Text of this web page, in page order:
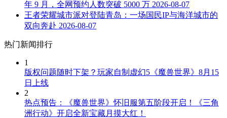
年 9 月，全网预约人数突破 5000 万 2026-08-07
王者荣耀城市派对登陆青岛：一场国民IP与海洋城市的
双向奔赴 2026-08-07
热门新闻排行
1
版权问题随时下架？玩家自制虚幻5《魔兽世界》8月15
日上线
2
热点预告：《魔兽世界》怀旧服第五阶段开启！《三角
洲行动》开启全新宝藏月摸大红！